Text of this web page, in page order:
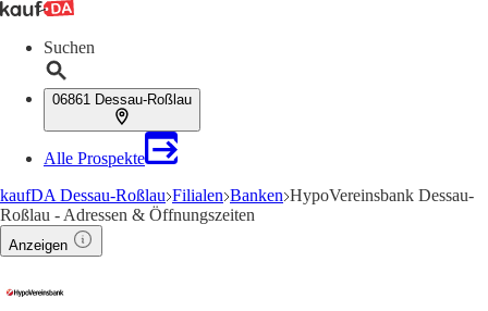
Suchen
06861 Dessau-Roßlau
Alle Prospekte
kaufDA Dessau-Roßlau Filialen Banken HypoVereinsbank Dessau-
Roßlau - Adressen & Öffnungszeiten
Anzeigen